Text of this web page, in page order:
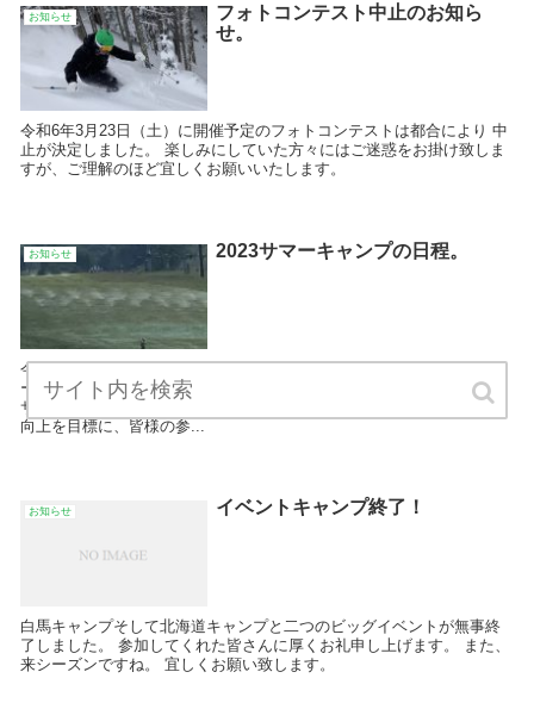
お知らせ
フォトコンテスト中止のお知ら
せ。
令和6年3月23日（土）に開催予定のフォトコンテストは都合により 中
止が決定しました。 楽しみにしていた方々にはご迷惑をお掛け致しま
すが、ご理解のほど宜しくお願いいたします。
お知らせ 2023サマーキャンプの日程。
今夏のサマーキャンプの日程です。 冬シーズンが終わって、スキーシ
ーンから遠ざかるオフシーズン！ 330クラブは、2023オフシーズンも
サマーキャンプを開催致します。 ポジションや視線の確認、荷重感覚
向上を目標に、皆様の参...
お知らせ イベントキャンプ終了！
白馬キャンプそして北海道キャンプと二つのビッグイベントが無事終
了しました。 参加してくれた皆さんに厚くお礼申し上げます。 また、
来シーズンですね。 宜しくお願い致します。